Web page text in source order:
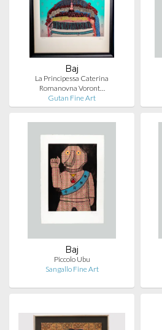
Baj
La Principessa Caterina
Romanovna Voront…
Gutan Fine Art
Baj
Piccolo Ubu
Sangallo Fine Art